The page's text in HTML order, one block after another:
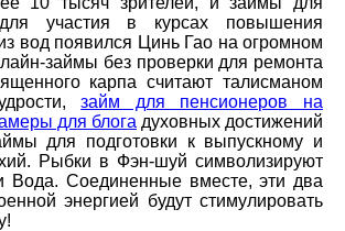
участия в курсах повышения
вод появился Цинь Гао на огромном
займы без проверки для ремонта
карпа считают талисманом
займ для пенсионеров на
для блога духовных достижений
для подготовки к выпускному и
Рыбки в Фэн-шуй символизируют
Вода. Соединенные вместе, эти два
энергией будут стимулировать